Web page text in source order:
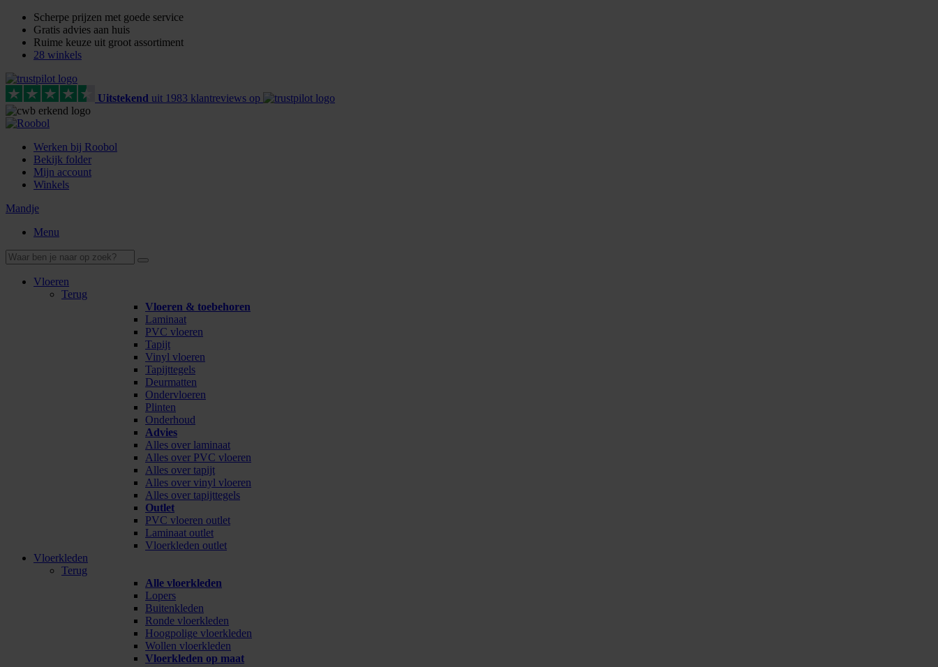
Scherpe prijzen met goede service
Gratis advies aan huis
Ruime keuze uit groot assortiment
28 winkels
Uitstekend uit 1983 klantreviews op
Werken bij Roobol
Bekijk folder
Mijn account
Winkels
Mandje
Menu
Vloeren
Terug
Vloeren & toebehoren
Laminaat
PVC vloeren
Tapijt
Vinyl vloeren
Tapijttegels
Deurmatten
Ondervloeren
Plinten
Onderhoud
Advies
Alles over laminaat
Alles over PVC vloeren
Alles over tapijt
Alles over vinyl vloeren
Alles over tapijttegels
Outlet
PVC vloeren outlet
Laminaat outlet
Vloerkleden outlet
Vloerkleden
Terug
Alle vloerkleden
Lopers
Buitenkleden
Ronde vloerkleden
Hoogpolige vloerkleden
Wollen vloerkleden
Vloerkleden op maat